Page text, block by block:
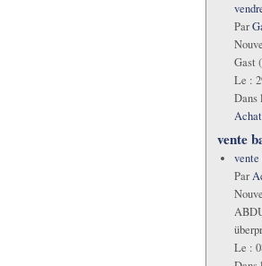
Par
Gast
Le :
Dans
vente
vente
Par
Le :